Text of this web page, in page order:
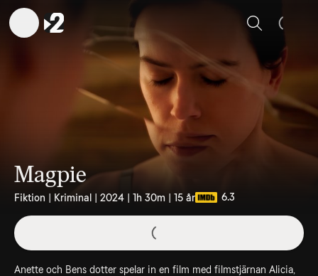
Sök
Magpie
Fiktion | Kriminal | 2024 | 1h 30m | 15 år 6.3
Anette och Bens dotter spelar in en film med filmstjärnan Alicia,